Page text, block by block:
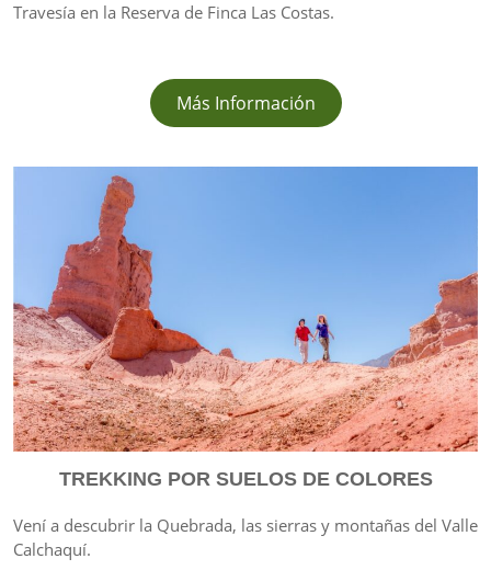
Travesía en la Reserva de Finca Las Costas.
Más Información
TREKKING POR SUELOS DE COLORES
Vení a descubrir la Quebrada, las sierras y montañas del Valle
Calchaquí.